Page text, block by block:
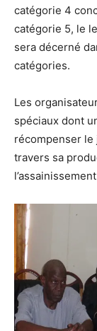
catégorie 4
catégorie 5, le
sera décerné
catégories.
Les
spéciaux dont
récompenser
travers sa